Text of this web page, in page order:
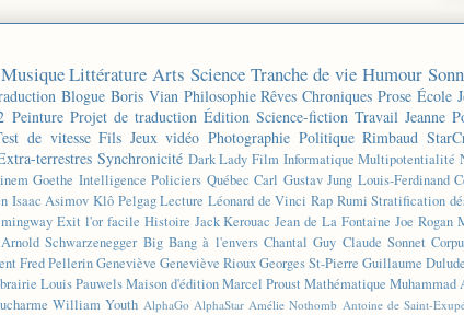
Musique Littérature Arts Science Tranche de vie Humour
Blogue Boris Vian Philosophie Rêves Chroniques Prose École
Peinture Projet de traduction Édition Science-fiction Travail Jeanne
de vitesse Fils Jeux vidéo Photographie Politique Rimbaud
terrestres Synchronicité Dark Lady Film Informatique Multipotentialité
Goethe Intelligence Policiers Québec Carl Gustav Jung Louis-Ferdinand
Isaac Asimov Klô Pelgag Lecture Léonard de Vinci Rap Rumi Stratification
Exit l'or facile Histoire Jack Kerouac Jean de La Fontaine Joe Rogan
Arnold Schwarzenegger Big Bang à l'envers Chantal Guy Claude Sonnet
Fred PellerinGeneviève Geneviève RiouxGeorges St-Pierre Guillaume Dulude
Louis PauwelsMaison d'éditionMarcel Proust Mathématique Muhammad
William Youth AlphaGo AlphaStar Amélie Nothomb Antoine de Saint-